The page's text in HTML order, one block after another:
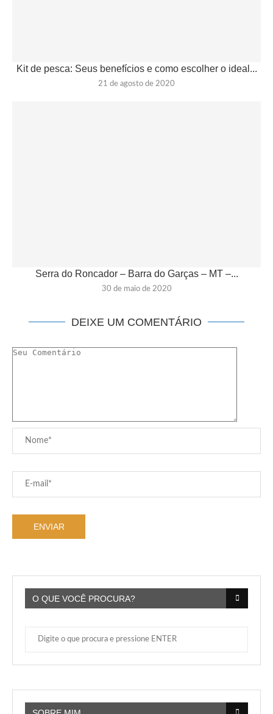
Kit de pesca: Seus benefícios e como escolher o ideal...
21 de agosto de 2020
Serra do Roncador – Barra do Garças – MT –...
30 de maio de 2020
DEIXE UM COMENTÁRIO
O QUE VOCÊ PROCURA?